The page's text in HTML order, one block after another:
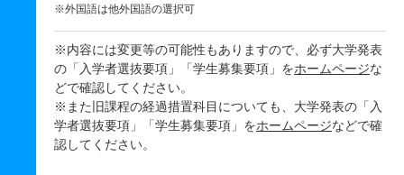
※外国語は他外国語の選択可
※内容には変更等の可能性もありますので、必ず大学発表
の「入学者選抜要項」「学生募集要項」をホームページな
どで確認してください。
※また旧課程の経過措置科目についても、大学発表の「入
学者選抜要項」「学生募集要項」をホームページなどで確
認してください。